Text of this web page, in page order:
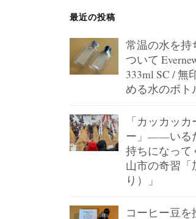
最近の投稿
常温の水を持
ついて
333ml SC / 無
める水のボト
「カッカッ
ー」——いる
持ちになって
山市の奇習「
り）」
コーヒー豆を